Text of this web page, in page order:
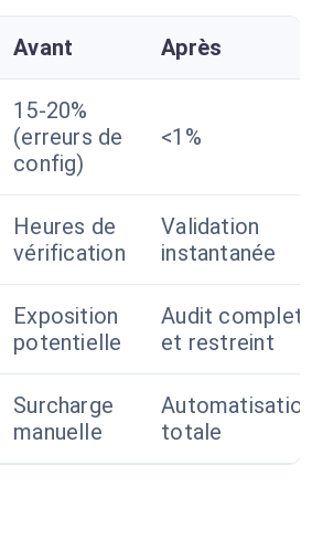
Avant Après
15-20%
(erreurs de
config)
<1%
Heures de
vérification
Validation
instantanée
Exposition
potentielle
Audit complet
et restreint
Surcharge
manuelle
totale